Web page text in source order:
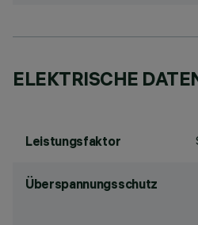
ELEKTRISCHE
Leistungsfaktor
Überspannungsschutz